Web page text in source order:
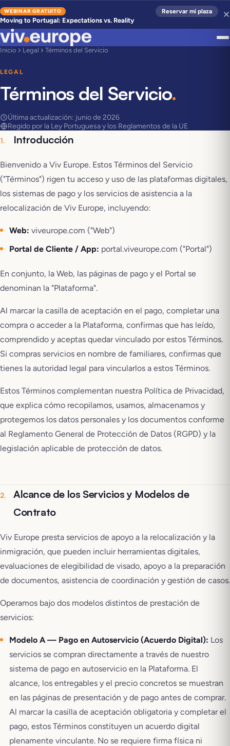
WEBINAR GRATUITO
Moving to Portugal: Expectations vs. Reality
Reservar mi plaza
Inicio Legal Términos del Servicio
LEGAL
Términos del Servicio.
Última actualización: junio de 2026
Regido por la Ley Portuguesa y los Reglamentos de la UE
1. Introducción
Bienvenido a Viv Europe. Estos Términos del Servicio
("Términos") rigen tu acceso y uso de las plataformas digitales,
los sistemas de pago y los servicios de asistencia a la
relocalización de Viv Europe, incluyendo:
Web: viveurope.com ("Web")
Portal de Cliente / App: portal.viveurope.com ("Portal")
En conjunto, la Web, las páginas de pago y el Portal se
denominan la "Plataforma".
Al marcar la casilla de aceptación en el pago, completar una
compra o acceder a la Plataforma, confirmas que has leído,
comprendido y aceptas quedar vinculado por estos Términos.
Si compras servicios en nombre de familiares, confirmas que
tienes la autoridad legal para vincularlos a estos Términos.
Estos Términos complementan nuestra Política de Privacidad,
que explica cómo recopilamos, usamos, almacenamos y
protegemos los datos personales y los documentos conforme
al Reglamento General de Protección de Datos (RGPD) y la
legislación aplicable de protección de datos.
2.
Alcance de los Servicios y Modelos de
Contrato
Viv Europe presta servicios de apoyo a la relocalización y la
inmigración, que pueden incluir herramientas digitales,
evaluaciones de elegibilidad de visado, apoyo a la preparación
de documentos, asistencia de coordinación y gestión de casos.
Operamos bajo dos modelos distintos de prestación de
servicios:
Modelo A — Pago en Autoservicio (Acuerdo Digital): Los
servicios se compran directamente a través de nuestro
sistema de pago en autoservicio en la Plataforma. El
alcance, los entregables y el precio concretos se muestran
en las páginas de presentación y de pago antes de comprar.
Al marcar la casilla de aceptación obligatoria y completar el
pago, estos Términos constituyen un acuerdo digital
plenamente vinculante. No se requiere firma física ni